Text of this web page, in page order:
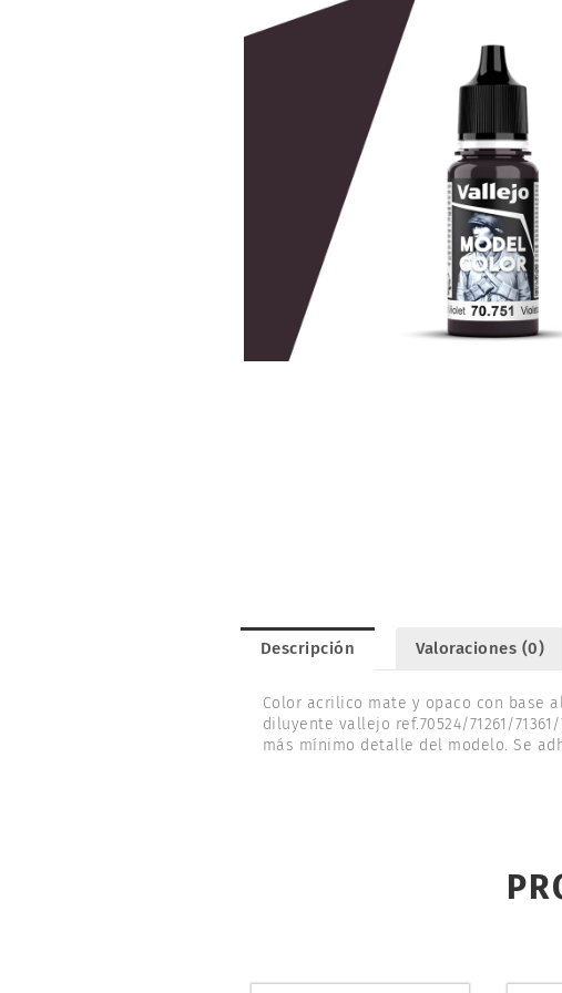
Descripción Valoraciones (0)
Color acrilico mate y opaco con base
diluyente vallejo ref.70524/71261/
más mínimo detalle del modelo. Se